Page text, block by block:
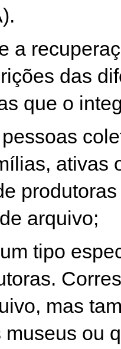
a
das
que o
pessoas
ativas
arquivo;
um tipo
mas
museus ou